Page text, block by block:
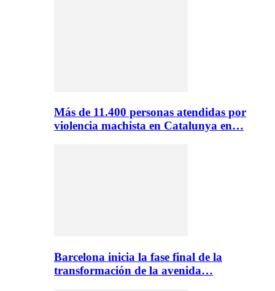
Más de 11.400 personas atendidas por
violencia machista en Catalunya en…
Barcelona inicia la fase final de la
transformación de la avenida…